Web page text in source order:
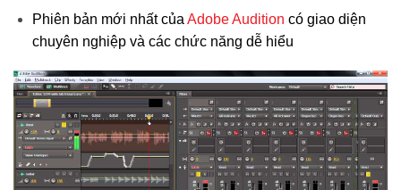
Phiên bản mới nhất của Adobe Audition có giao diện
chuyên nghiệp và các chức năng dễ hiểu